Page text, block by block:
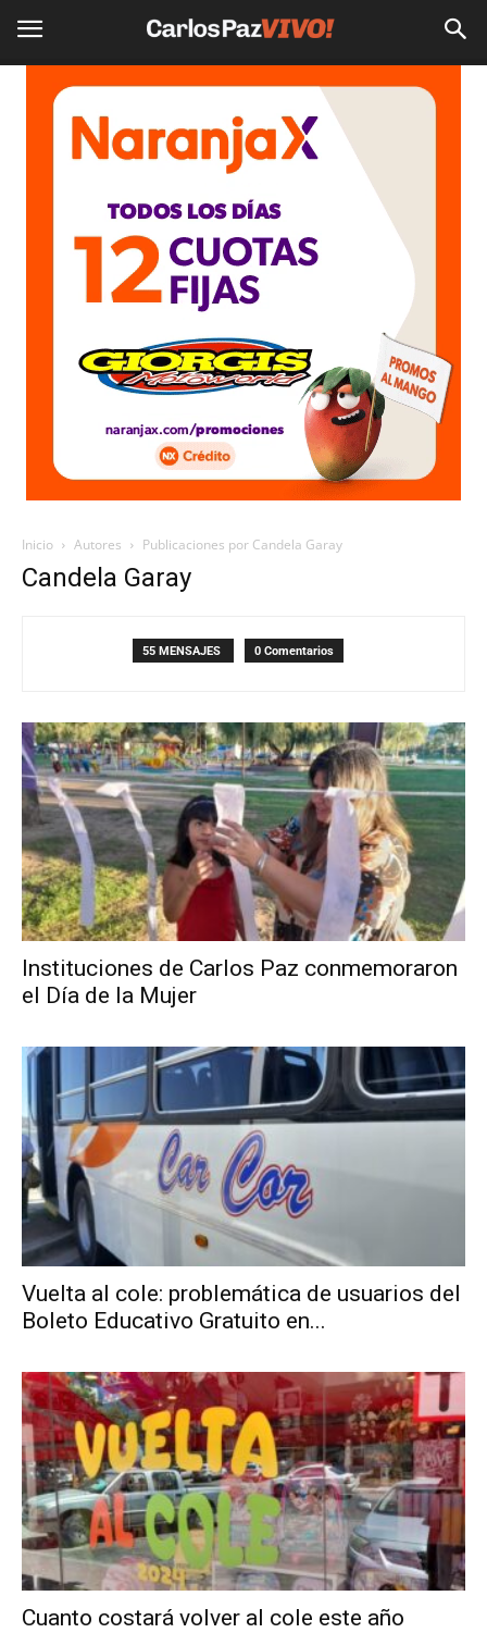
Inicio Autores Publicaciones por Candela Garay
Candela Garay
55 MENSAJES 0 Comentarios
Instituciones de Carlos Paz conmemoraron
el Día de la Mujer
Vuelta al cole: problemática de usuarios del
Boleto Educativo Gratuito en...
Cuanto costará volver al cole este año